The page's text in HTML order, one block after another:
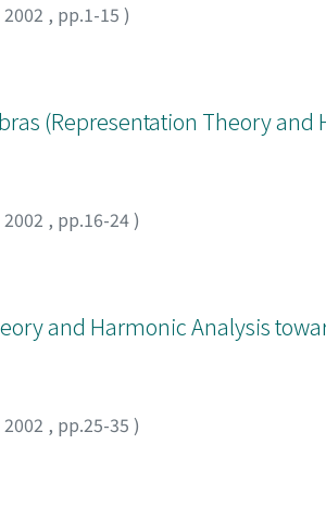
2002 , pp.1-15 )
(Representation Theory and
2002 , pp.16-24)
and Harmonic Analysis
2002 , pp.25-35 )